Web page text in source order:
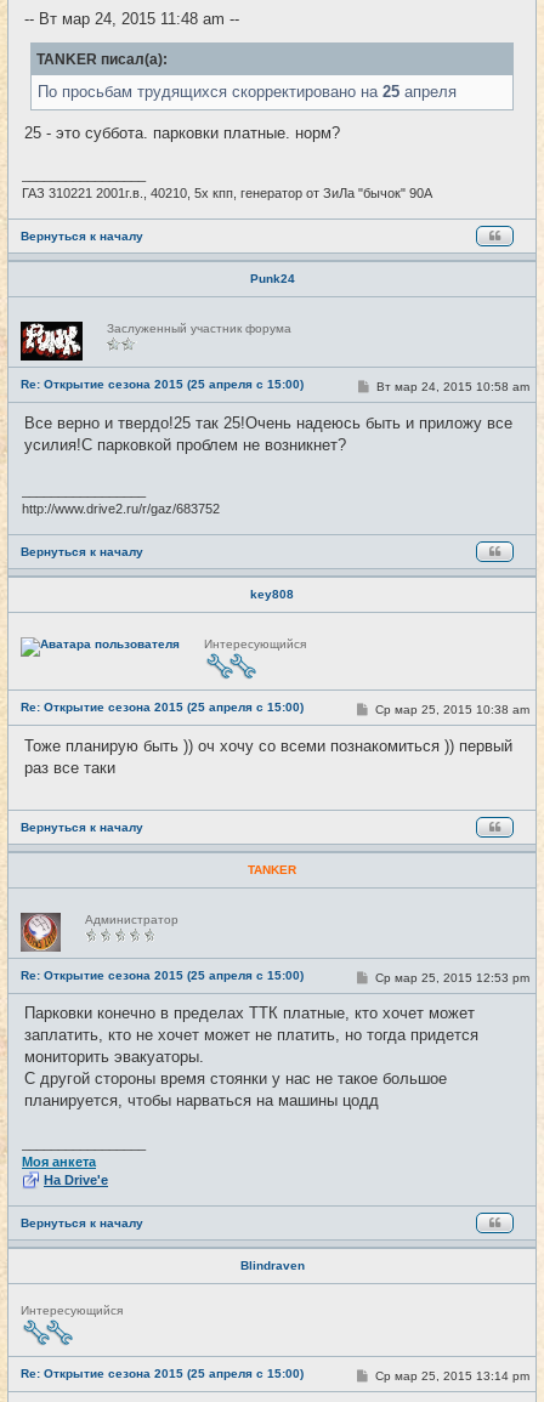
-- Вт мар 24, 2015 11:48 am --
TANKER писал(а):
По просьбам трудящихся скорректировано на 25 апреля
25 - это суббота. парковки платные. норм?
ГАЗ 310221 2001г.в., 40210, 5х кпп, генератор от ЗиЛа "бычок" 90А
Вернуться к началу
Punk24
Н
е
в
с
е
т
и
Заслуженный участник форума
Re: Открытие сезона 2015 (25 апреля с 15:00) #9
С
о
б
Вт мар 24, 2015 10:58 am
Все верно и твердо!25 так 25!Очень надеюсь быть и приложу все
усилия!С парковкой проблем не возникнет?
http://www.drive2.ru/r/gaz/683752
Вернуться к началу
key808
Н
е
е
т
и
Интересующийся
Re: Открытие сезона 2015 (25 апреля с 15:00) #10
С
о
б
и
Ср мар 25, 2015 10:38 am
Тоже планирую быть )) оч хочу со всеми познакомиться )) первый
раз все таки
Вернуться к началу
TANKER
Н
е
в
с
е
т
и
Администратор
Re: Открытие сезона 2015 (25 апреля с 15:00) #11
С
о
б
щ
и
Ср мар 25, 2015 12:53 pm
Парковки конечно в пределах ТТК платные, кто хочет может
заплатить, кто не хочет может не платить, но тогда придется
мониторить эвакуаторы.
С другой стороны время стоянки у нас не такое большое
планируется, чтобы нарваться на машины цодд
Моя анкета
На Drive'e
Вернуться к началу
Blindraven
Н
е
в
т
и
Интересующийся
Re: Открытие сезона 2015 (25 апреля с 15:00) #12
С
о
Ср мар 25, 2015 13:14 pm